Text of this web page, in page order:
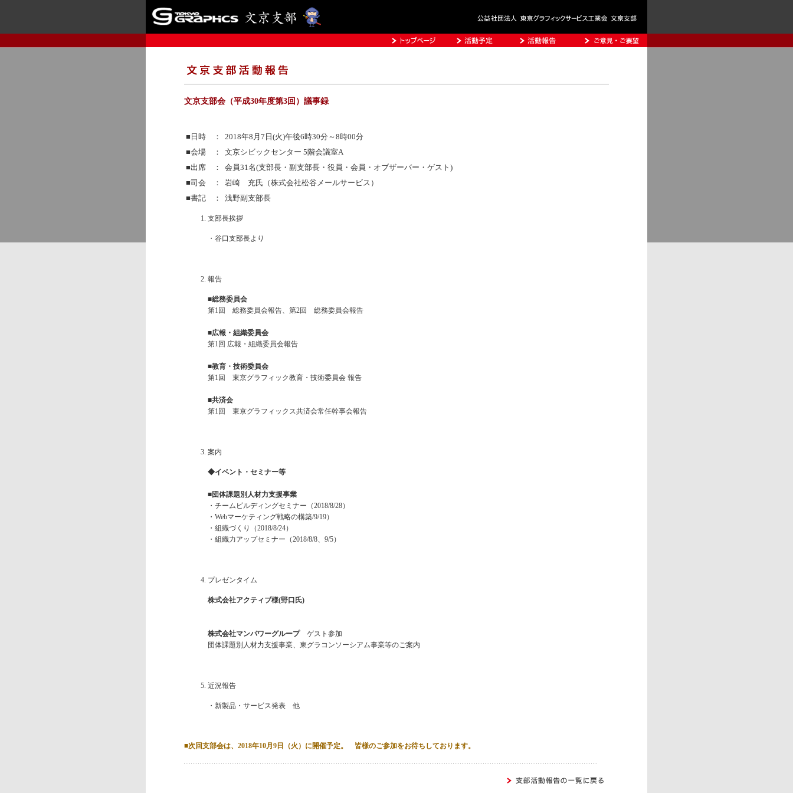
文京支部会（平成30年度第3回）議事録
■日時 ：
2018年8月7日(火)午後6時30分～8時00分
■会場 ：
文京シビックセンター 5階会議室A
■出席 ：
会員31名(支部長・副支部長・役員・会員・オブザーバー・ゲスト)
■司会 ：
岩崎 充氏（株式会社松谷メールサービス）
■書記 ：
浅野副支部長
支部長挨拶
・谷口支部長より
報告
■総務委員会
第1回 総務委員会報告、第2回 総務委員会報告
■広報・組織委員会
第1回 広報・組織委員会報告
■教育・技術委員会
第1回 東京グラフィック教育・技術委員会 報告
■共済会
第1回 東京グラフィックス共済会常任幹事会報告
案内
◆イベント・セミナー等
■団体課題別人材力支援事業
・チームビルディングセミナー（2018/8/28）
・Webマーケティング戦略の構築/9/19）
・組織づくり（2018/8/24）
・組織力アップセミナー（2018/8/8、9/5）
プレゼンタイム
株式会社アクティブ様(野口氏)
株式会社マンパワーグループゲスト参加
団体課題別人材力支援事業、東グラコンソーシアム事業等のご案内
近況報告
・新製品・サービス発表 他
■次回支部会は、2018年10月9日（火）に開催予定。 皆様のご参加をお待ちしております。